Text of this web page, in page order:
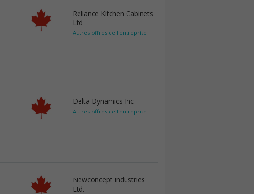
Reliance Kitchen Cabinets
Ltd
Autres offres de l'entreprise
Delta Dynamics Inc
Autres offres de l'entreprise
Newconcept Industries
Ltd.